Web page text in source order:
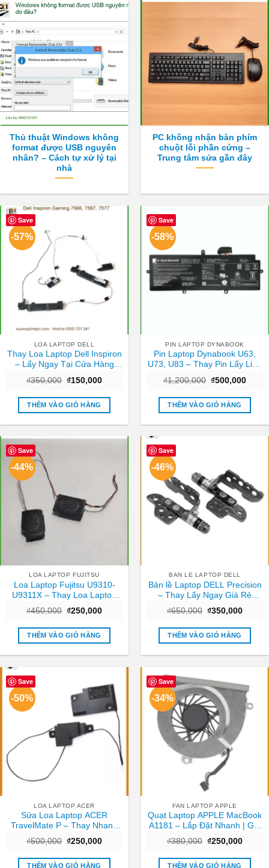
Thủ thuật Windows không
format được USB nguyên
nhân? – Cách tự xử lý tại
nhà
PC không nhận bàn phím
chuột lỗi phần cứng –
Trung tâm sửa gần đây
Save
-57%
LOA LAPTOP DELL
Thay Loa Laptop Dell Inspiron
– Lấy Ngay Tại Cửa Hàng
₫350,000 Giá
là:
₫350,000.
₫150,000Giá
tại
₫150,000.
THÊM VÀO GIỎ HÀNG
Save
-58%
PIN LAPTOP DYNABOOK
Pin Laptop Dynabook U63,
U73, U83 – Thay Pin Lấy Liền
₫1,200,000 Giá
là:
₫1,200,000.
₫500,000Giá
tại
THÊM VÀO GIỎ HÀNG
Save
-44%
LOA LAPTOP FUJITSU
Loa Laptop Fujitsu U9310-
U9311X – Thay Loa Laptop
₫450,000 Giá
là:
₫450,000.
₫250,000Giá
tại
₫250,000.
THÊM VÀO GIỎ HÀNG
Save
-46%
BAN LE LAPTOP DELL
Bản lề Laptop DELL Precision
– Thay Lấy Ngay Giá Rẻ
₫650,000 Giá
là:
₫650,000.
₫350,000Giá
tại
THÊM VÀO GIỎ HÀNG
Save
-50%
LOA LAPTOP ACER
Sửa Loa Laptop ACER
TravelMate P – Thay Nhanh
Tốt
₫500,000 Giá
là:
₫500,000.
₫250,000Giá
tại
THÊM VÀO GIỎ HÀNG
Save
-34%
FAN LAPTOP APPLE
Quạt Laptop APPLE MacBook
A1181 – Lắp Đặt Nhanh | Giá
₫380,000 Giá
là:
₫380,000.
₫250,000Giá
tại
THÊM VÀO GIỎ HÀNG